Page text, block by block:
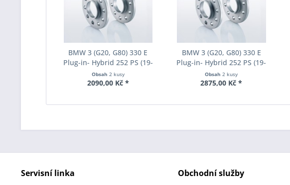
BMW 3 (G20, G80) 330 E
Plug-in- Hybrid 252 PS (19-
20) Šířka rozchodu Eibach
Pro-Spacer S90-2-10-038
Obsah 2 kusy
2090,00 Kč *
BMW 3 (G20, G80) 330 E
Plug-in- Hybrid 252 PS (19-
20) Šířka rozchodu Eibach
Pro-Spacer S90-2-12-023
Obsah2 kusy
2875,00 Kč *
Servisní linka Obchodní služby